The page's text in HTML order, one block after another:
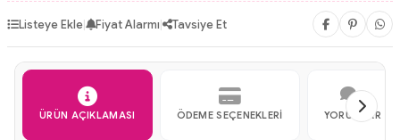
Listeye Ekle| Fiyat Alarmı| Tavsiye Et
ÜRÜN AÇIKLAMASI ÖDEME SEÇENEKLERI YORUMLAR